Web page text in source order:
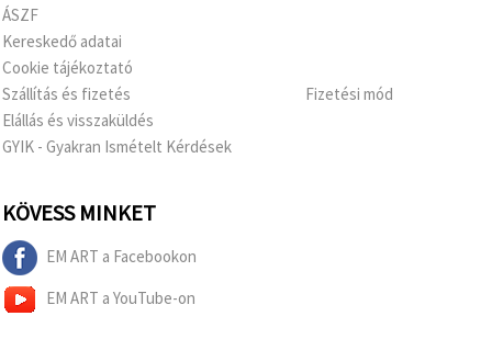
ÁSZF
Kereskedő adatai
Cookie tájékoztató
Szállítás és fizetés
Elállás és visszaküldés
GYIK - Gyakran Ismételt Kérdések
Fizetési mód
KÖVESS MINKET
EM ART a Facebookon
EM ART a YouTube-on